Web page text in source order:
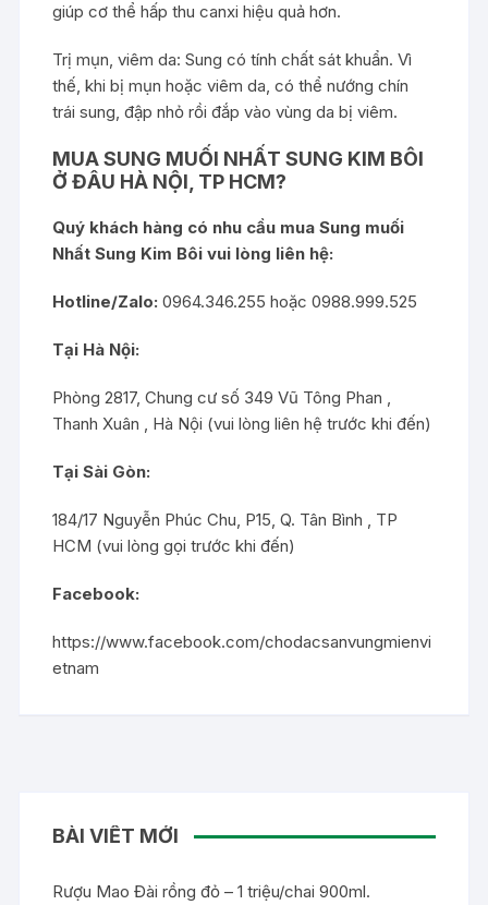
giúp cơ thể hấp thu canxi hiệu quả hơn.
Trị mụn, viêm da: Sung có tính chất sát khuẩn. Vì
thế, khi bị mụn hoặc viêm da, có thể nướng chín
trái sung, đập nhỏ rồi đắp vào vùng da bị viêm.
MUA SUNG MUỐI NHẤT SUNG KIM BÔI
Ở ĐÂU HÀ NỘI, TP HCM?
Quý khách hàng có nhu cầu muaSung muối
Nhất Sung Kim Bôi vui lòng liên hệ:
Hotline/Zalo: 0964.346.255 hoặc 0988.999.525
Tại Hà Nội:
Phòng 2817, Chung cư số 349 Vũ Tông Phan ,
Thanh Xuân , Hà Nội (vui lòng liên hệ trước khi đến)
Tại Sài Gòn:
184/17 Nguyễn Phúc Chu, P15, Q. Tân Bình , TP
HCM (vui lòng gọi trước khi đến)
Facebook:
https://www.facebook.com/chodacsanvungmienvi
etnam
BÀI VIẾT MỚI
Rượu Mao Đài rồng đỏ – 1 triệu/chai 900ml.